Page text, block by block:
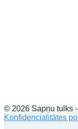
© 2026 Sapņu tulks
Konfidencialitātes